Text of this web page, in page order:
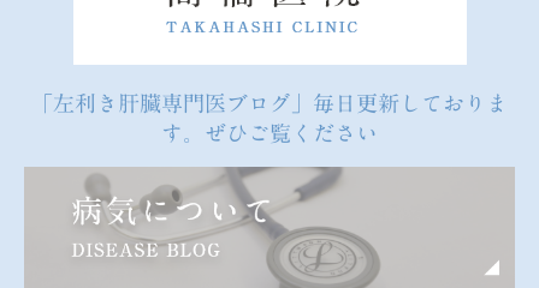
「左利き肝臓専門医ブログ」毎日更新しておりま
す。ぜひご覧ください